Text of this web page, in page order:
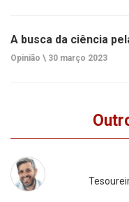
A busca da ciência
Opinião \ 30 março 2023